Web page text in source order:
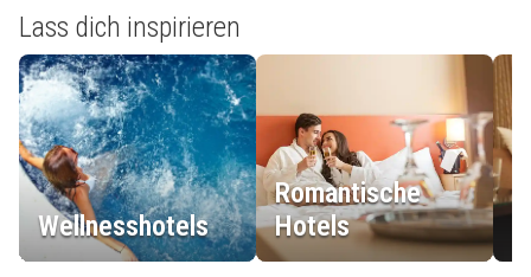
Lass dich inspirieren
Wellnesshotels
Romantische
Hotels